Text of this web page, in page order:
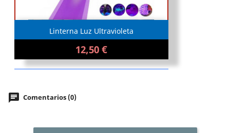
Linterna Luz Ultravioleta
12,50 €
chat Comentarios (0)